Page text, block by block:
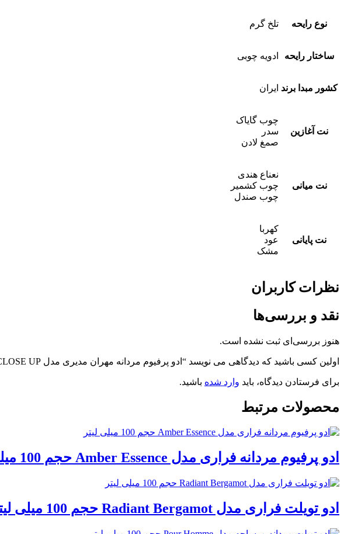
نوع رایحه تلخ گرم
ساختار رایحه ادویه چوبی
کشور مبدا برند ایران
نت آغازین
چوب گایاک
سدر
صمغ لادن
نت میانی
نعناع هندی
چوب کشمیر
چوب صندل
نت پایانی
کهربا
عود
مشک
نظرات کاربران
نقد و بررسی‌ها
هنوز بررسی‌ای ثبت نشده است.
اولین کسی باشید که دیدگاهی می نویسد “ادو پرفیوم مردانه مهران مدیری مدل CLOSE UP حجم 100 میلی لیتر”
برای فرستادن دیدگاه، باید وارد شده باشید.
محصولات مرتبط
ادو پرفیوم مردانه فراری مدل Amber Essence حجم 100 میلی لیتر
ادو تویلت فراری مدل Radiant Bergamot حجم 100 میلی لیتر